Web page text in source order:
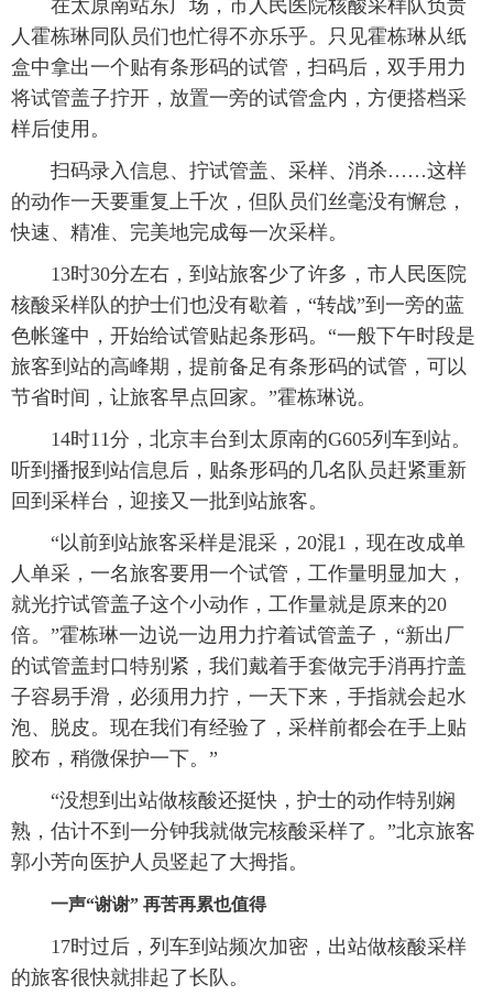
在太原南站东广场，市人民医院核酸采样队负责
人霍栋琳同队员们也忙得不亦乐乎。只见霍栋琳从纸
盒中拿出一个贴有条形码的试管，扫码后，双手用力
将试管盖子拧开，放置一旁的试管盒内，方便搭档采
样后使用。
扫码录入信息、拧试管盖、采样、消杀……这样
的动作一天要重复上千次，但队员们丝毫没有懈怠，
快速、精准、完美地完成每一次采样。
13时30分左右，到站旅客少了许多，市人民医院
核酸采样队的护士们也没有歇着，“转战”到一旁的蓝
色帐篷中，开始给试管贴起条形码。“一般下午时段是
旅客到站的高峰期，提前备足有条形码的试管，可以
节省时间，让旅客早点回家。”霍栋琳说。
14时11分，北京丰台到太原南的G605列车到站。
听到播报到站信息后，贴条形码的几名队员赶紧重新
回到采样台，迎接又一批到站旅客。
“以前到站旅客采样是混采，20混1，现在改成单
人单采，一名旅客要用一个试管，工作量明显加大，
就光拧试管盖子这个小动作，工作量就是原来的20
倍。”霍栋琳一边说一边用力拧着试管盖子，“新出厂
的试管盖封口特别紧，我们戴着手套做完手消再拧盖
子容易手滑，必须用力拧，一天下来，手指就会起水
泡、脱皮。现在我们有经验了，采样前都会在手上贴
胶布，稍微保护一下。”
“没想到出站做核酸还挺快，护士的动作特别娴
熟，估计不到一分钟我就做完核酸采样了。”北京旅客
郭小芳向医护人员竖起了大拇指。
一声“谢谢” 再苦再累也值得
17时过后，列车到站频次加密，出站做核酸采样
的旅客很快就排起了长队。